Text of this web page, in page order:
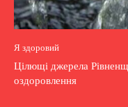
Я здоровий
Цілющі джерела
оздоровлення